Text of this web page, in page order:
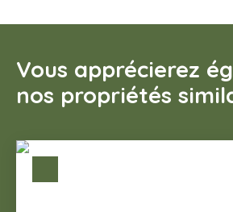
Vous apprécierez
nos propriétés